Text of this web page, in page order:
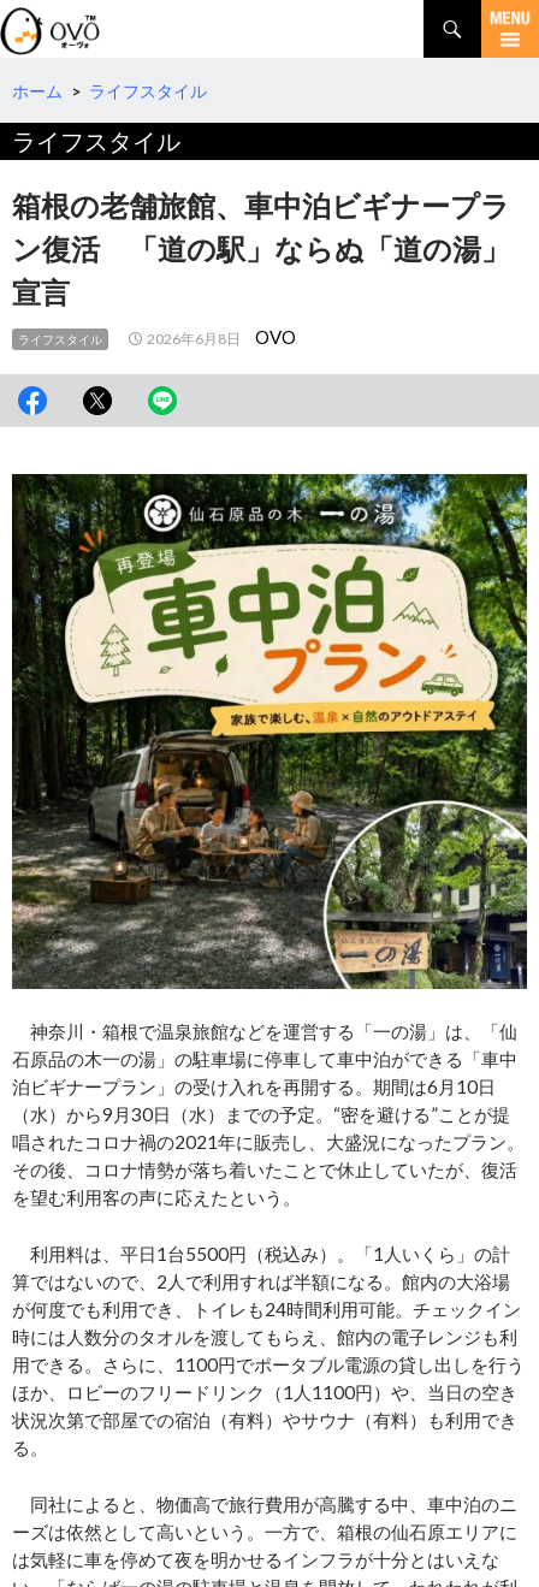
検
索
コ
テ
ツ
へ
動
ホーム > ライフスタイル
ライフスタイル
箱根の老舗旅館、車中泊ビギナープラ
ン復活 「道の駅」ならぬ「道の湯」
宣言
ライフスタイル 2026年6月8日 OVO
神奈川・箱根で温泉旅館などを運営する「一の湯」は、「仙
石原品の木一の湯」の駐車場に停車して車中泊ができる「車中
泊ビギナープラン」の受け入れを再開する。期間は6月10日
（水）から9月30日（水）までの予定。“密を避ける”ことが提
唱されたコロナ禍の2021年に販売し、大盛況になったプラン。
その後、コロナ情勢が落ち着いたことで休止していたが、復活
を望む利用客の声に応えたという。
利用料は、平日1台5500円（税込み）。「1人いくら」の計
算ではないので、2人で利用すれば半額になる。館内の大浴場
が何度でも利用でき、トイレも24時間利用可能。チェックイン
時には人数分のタオルを渡してもらえ、館内の電子レンジも利
用できる。さらに、1100円でポータブル電源の貸し出しを行う
ほか、ロビーのフリードリンク（1人1100円）や、当日の空き
状況次第で部屋での宿泊（有料）やサウナ（有料）も利用でき
る。
同社によると、物価高で旅行費用が高騰する中、車中泊のニ
ーズは依然として高いという。一方で、箱根の仙石原エリアに
は気軽に車を停めて夜を明かせるインフラが十分とはいえな